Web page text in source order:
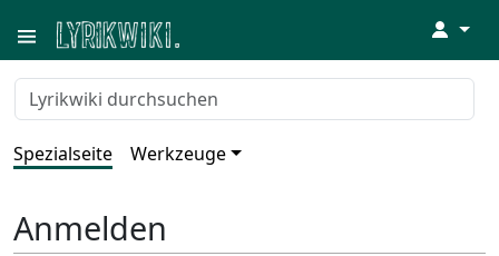
↓
Spezialseite Werkzeuge
Anmelden